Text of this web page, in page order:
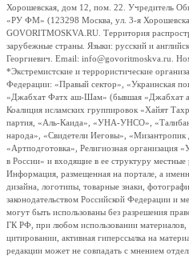
Хорошевская, дом 12, пом. 22. Учредитель
«РУ ФМ» (123298 Москва, ул. 3-я
GOVORITMOSKVA.RU. Территория
зарубежные страны. Языки: русский и
Георгиевич. Email: info@govoritmoskva.ru.
*Экстремистские и террористические
Федерации: «Правый сектор», «Украинская
«Джабхат Фатх аш-Шам» (бывшая «Джабхат
Коалиция исламских группировок «Хайят
партия, «Аль-Каида», «УНА-УНСО»,
народа», «Свидетели Иеговы», «Мизантропик
«Артподготовка», Религиозная организация
в России» и входящие в ее структуру местные
Информация, размещенная на портале, а
дизайна, логотипы, товарные знаки,
законодательством Российской Федерации и
могут быть использованы без разрешения
ГК РФ, при любом использовании
цитировании, активная гиперссылка на
редакции может не совпадать с мнением